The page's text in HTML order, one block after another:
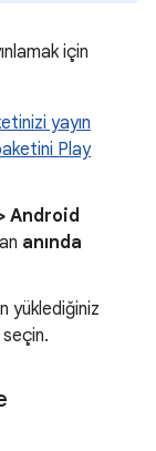
için
yayın
Play
Android
anında
yüklediğiniz